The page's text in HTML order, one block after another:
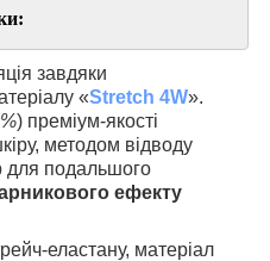
завдяки
«Stretch 4W».
) преміум-якості
методом відводу
для подальшого
ефекту
еластану, матеріал